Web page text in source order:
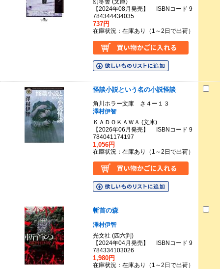
幻冬舎 (文庫)
【2024年08月発売】 ISBNコード 9
784344434035
737円
在庫状況：在庫あり（1～2日で出荷）
怪談小説という名の小説怪談
角川ホラー文庫 さ４ー１３
澤村伊智
ＫＡＤＯＫＡＷＡ (文庫)
【2026年06月発売】 ISBNコード 9
784041174197
1,056円
在庫状況：在庫あり（1～2日で出荷）
斬首の森
澤村伊智
光文社 (四六判)
【2024年04月発売】 ISBNコード 9
784334103026
1,980円
在庫状況：在庫あり（1～2日で出荷）